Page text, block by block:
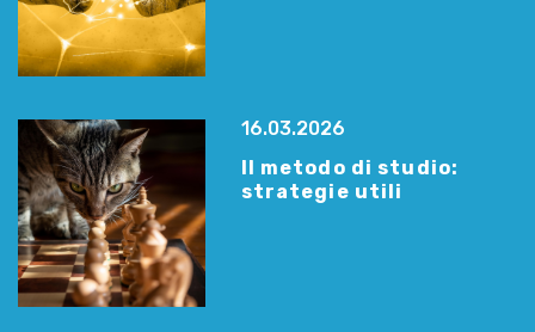
16.03.2026
Il metodo di studio:
strategie utili